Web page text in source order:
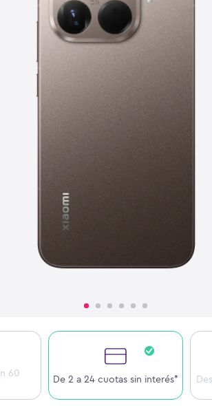
60
De 2 a 24 cuotas sin interés*